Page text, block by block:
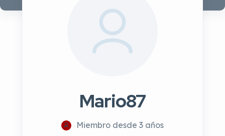
Mario87
Miembro desde 3 años